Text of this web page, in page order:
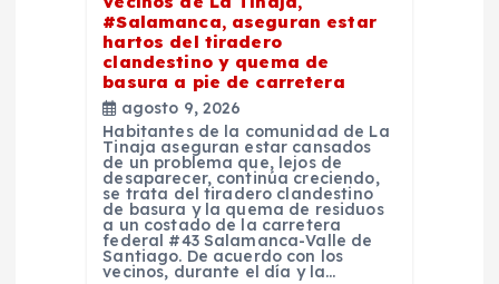
#Salamanca, aseguran estar
hartos del tiradero
clandestino y quema de
basura a pie de carretera
agosto 9, 2026
Habitantes de la comunidad de La
Tinaja aseguran estar cansados
de un problema que, lejos de
desaparecer, continúa creciendo,
se trata del tiradero clandestino
de basura y la quema de residuos
a un costado de la carretera
federal #43 Salamanca-Valle de
Santiago. De acuerdo con los
vecinos, durante el día y la…